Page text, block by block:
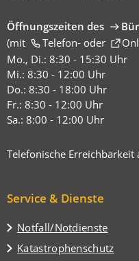
Öffnungszeiten des
(mit
Telefon-oder
(Öffnet
in
einem
neuen
Tab)
Mo., Di.: 8:30 - 15:30 Uhr
Mi.: 8:30 - 12:00 Uhr
Do.: 8:30 - 18:00 Uhr
Fr.: 8:30 - 12:00 Uhr
Sa.: 8:00 - 12:00 Uhr
Telefonische
Service & Dienste
Notfall/Notdienste
Katastrophenschutz